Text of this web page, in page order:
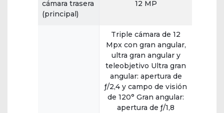
cámara trasera
(principal)
12 MP
Triple cámara de 12
Mpx con gran angular,
ultra gran angular y
teleobjetivo Ultra gran
angular: apertura de
ƒ/2,4 y campo de visión
de 120° Gran angular:
apertura de ƒ/1,8